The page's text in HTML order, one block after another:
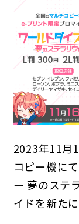
STAFF/CAST
2023年11月
コピー機に
ー 夢のステ
イドを新た